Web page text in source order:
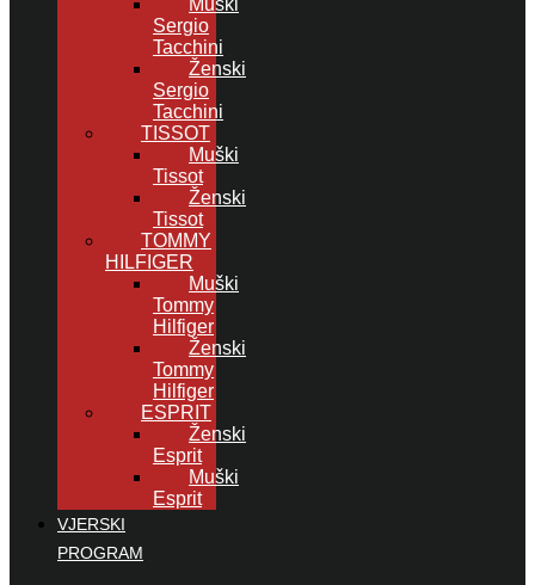
Muški
Sergio
Tacchini
Ženski
Sergio
Tacchini
TISSOT
Muški
Tissot
Ženski
Tissot
TOMMY
HILFIGER
Muški
Tommy
Hilfiger
Ženski
Tommy
Hilfiger
ESPRIT
Ženski
Esprit
Muški
Esprit
VJERSKI
PROGRAM